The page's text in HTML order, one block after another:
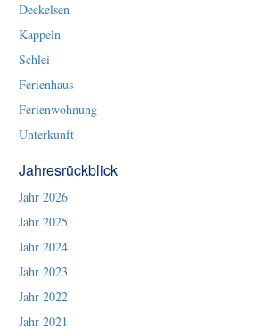
Deekelsen
Kappeln
Schlei
Ferienhaus
Ferienwohnung
Unterkunft
Jahresrückblick
Jahr 2026
Jahr 2025
Jahr 2024
Jahr 2023
Jahr 2022
Jahr 2021